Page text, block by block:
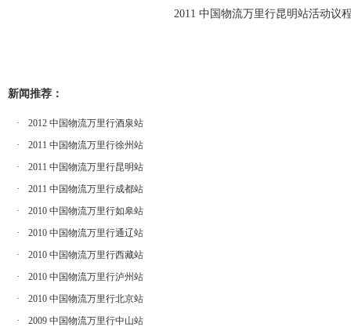
2011 中国物流万里行昆明站活动议
新闻推荐：
·
2012 中国物流万里行酒泉站
·
2011 中国物流万里行徐州站
·
2011 中国物流万里行昆明站
·
2011 中国物流万里行成都站
·
2010 中国物流万里行如皋站
·
2010 中国物流万里行通辽站
·
2010 中国物流万里行西藏站
·
2010 中国物流万里行泸州站
·
2010 中国物流万里行北京站
·
2009 中国物流万里行中山站